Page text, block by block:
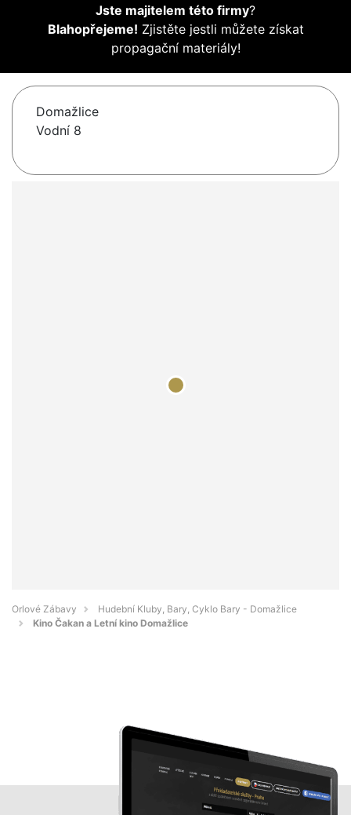
Jste majitelem této firmy?
Blahopřejeme! Zjistěte jestli můžete získat
propagační materiály!
Domažlice
Vodní 8
Orlové Zábavy
Hudební Kluby, Bary, Cyklo Bary - Domažlice
Kino Čakan a Letní kino Domažlice